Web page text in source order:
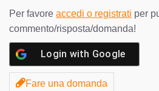
Per favore accedi o registrati per
commento/risposta/domanda!
Login with Google
Fare una domanda